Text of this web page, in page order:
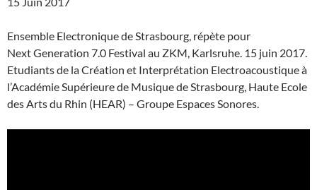
Ensemble Electronique de Strasbourg, répète pour
Next Generation 7.0 Festival au ZKM, Karlsruhe. 15 juin 2017.
Etudiants de la Création et Interprétation Electroacoustique à
l’Académie Supérieure de Musique de Strasbourg, Haute Ecole
des Arts du Rhin (HEAR) – Groupe Espaces Sonores.